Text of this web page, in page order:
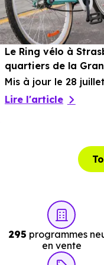
4.3 km, soit 52
Théâtre :La
5.7 km, soit 7 min
pied
Musée :Musée
Schlumpf
à 3.8
ou à 18 m, soit 0
Police :
3 min en voiture
Le Ring vélo à
quartiers de la
Mis à jour le 28
Lire l'article
295 programmes
en vente